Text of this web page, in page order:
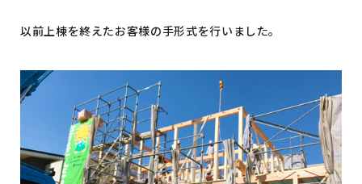
以前上棟を終えたお客様の手形式を行いました。